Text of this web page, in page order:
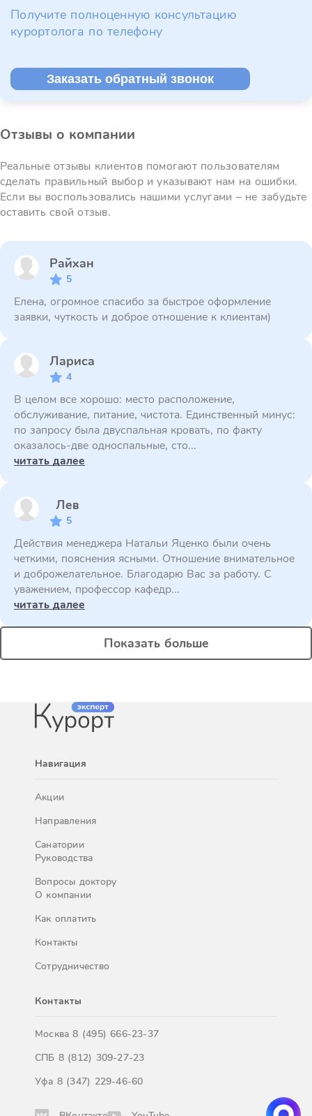
Получите полноценную консультацию
курортолога по телефону
Заказать обратный звонок
Отзывы о компании
Реальные отзывы клиентов помогают пользователям
сделать правильный выбор и указывают нам на ошибки.
Если вы воспользовались нашими услугами – не забудьте
оставить свой отзыв.
Райхан
5
Елена, огромное спасибо за быстрое оформление
заявки, чуткость и доброе отношение к клиентам)
Лариса
4
В целом все хорошо: место расположение,
обслуживание, питание, чистота. Единственный минус:
по запросу была двуспальная кровать, по факту
оказалось-две односпальные, сто...
читать далее
Лев
5
Действия менеджера Натальи Яценко были очень
четкими, пояснения ясными. Отношение внимательное
и доброжелательное. Благодарю Вас за работу. С
уважением, профессор кафедр...
читать далее
Показать больше
Навигация
Акции
Направления
Санатории
Руководства
Вопросы доктору
О компании
Как оплатить
Контакты
Сотрудничество
Контакты
Москва8 (495) 666-23-37
СПБ 8 (812) 309-27-23
Уфа 8 (347) 229-46-60